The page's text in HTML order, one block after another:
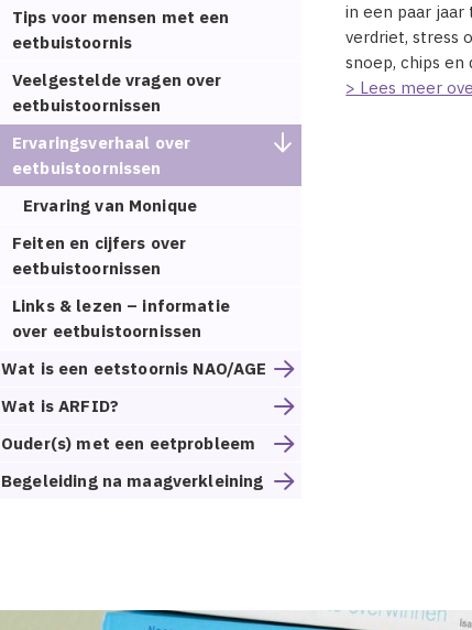
Tips voor mensen met een
eetbuistoornis
Veelgestelde vragen over
eetbuistoornissen
Ervaringsverhaal over
eetbuistoornissen
Ervaring van Monique
Feiten en cijfers over
eetbuistoornissen
Links & lezen – informatie
over eetbuistoornissen
Wat is een eetstoornis NAO/AGE
Wat is ARFID?
Ouder(s) met een eetprobleem
Begeleiding na maagverkleining
in een paar jaar
verdriet, stress
snoep, chips
> Lees meer